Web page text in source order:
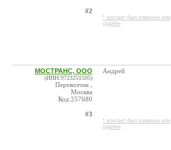
#2
* контакт был изменен или
удален
МОСТРАНС, ООО
(ИНН:9723251595)
Перевозчик ,
Москва
Код:257680
#3
Андрей
* контакт был изменен или
удален